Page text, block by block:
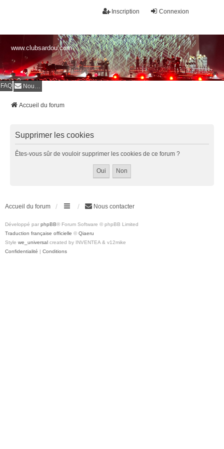
Connexion
Inscription
www.clubsardou.com
FAQ Nous contacter
Accueil du forum
Supprimer les cookies
Êtes-vous sûr de vouloir supprimer les cookies de ce forum ?
Accueil du forum Nous contacter
Développé par phpBB® Forum Software © phpBB Limited
Traduction française officielle © Qiaeru
Style we_universal created by INVENTEA & v12mike
Confidentialité | Conditions